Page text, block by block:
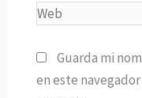
Web
Guarda mi
en este